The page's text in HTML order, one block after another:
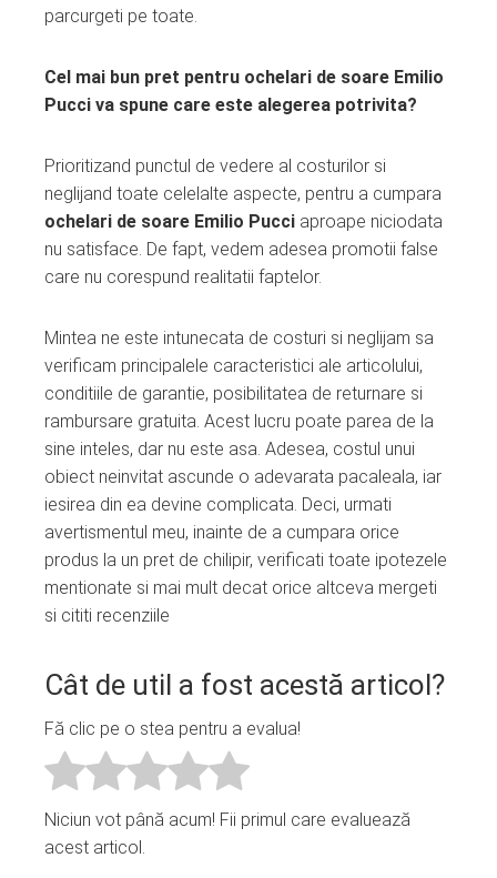
parcurgeti pe toate.
Cel mai bun pret pentru ochelari de soare Emilio
Pucci va spune care este alegerea potrivita?
Prioritizand punctul de vedere al costurilor si
neglijand toate celelalte aspecte, pentru a cumpara
ochelari de soare Emilio Pucci aproape niciodata
nu satisface. De fapt, vedem adesea promotii false
care nu corespund realitatii faptelor.
Mintea ne este intunecata de costuri si neglijam sa
verificam principalele caracteristici ale articolului,
conditiile de garantie, posibilitatea de returnare si
rambursare gratuita. Acest lucru poate parea de la
sine inteles, dar nu este asa. Adesea, costul unui
obiect neinvitat ascunde o adevarata pacaleala, iar
iesirea din ea devine complicata. Deci, urmati
avertismentul meu, inainte de a cumpara orice
produs la un pret de chilipir, verificati toate ipotezele
mentionate si mai mult decat orice altceva mergeti
si cititi recenziile
Cât de util a fost acestă articol?
Fă clic pe o stea pentru a evalua!
Niciun vot până acum! Fii primul care evaluează
acest articol.